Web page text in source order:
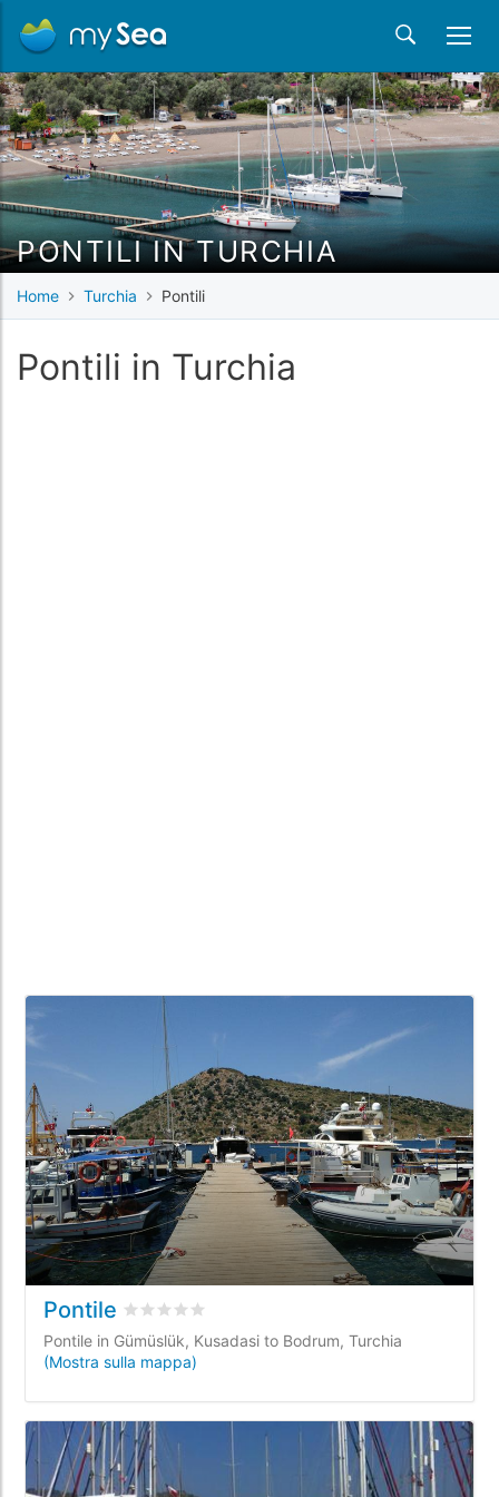
PONTILI IN TURCHIA
Home Turchia Pontili
Pontili in Turchia
Pontile Valutato0
Pontile in Gümüslük, Kusadasi to Bodrum, Turchia
(Mostra sulla mappa)